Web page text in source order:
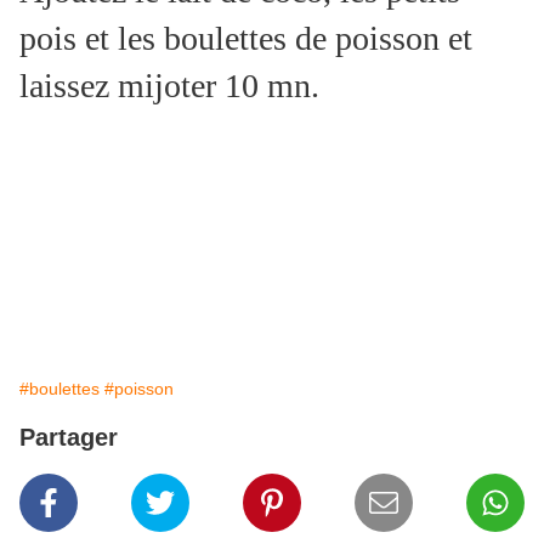
pois et les boulettes de poisson et
laissez mijoter 10 mn.
#boulettes #poisson
Partager